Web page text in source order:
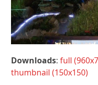
Downloads:full
thumbnail (150x150)